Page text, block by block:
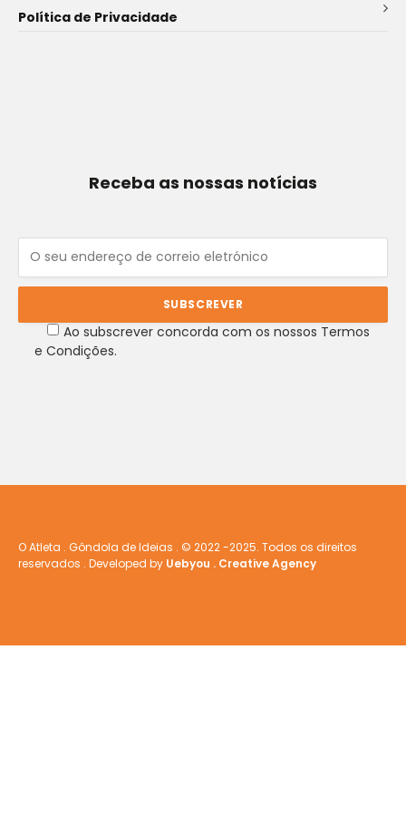
Política de Privacidade
Receba as nossas notícias
Ao subscrever concorda com os nossos Termos
e Condições.
O Atleta . Gôndola de Ideias . © 2022 -2025. Todos os direitos
reservados . Developed by Uebyou . Creative Agency